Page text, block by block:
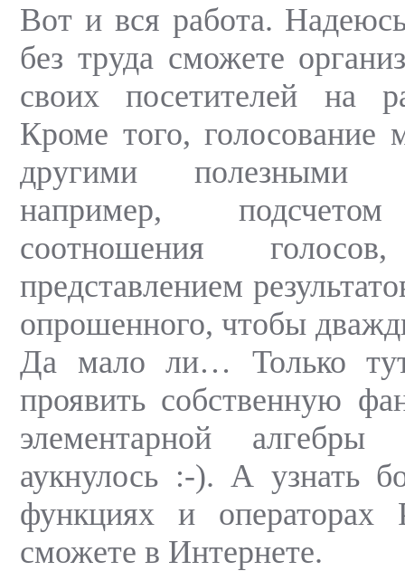
Вот и вся работа.
без труда сможете
своих посетителей на
Кроме того, голосование
другими полезными
например,
соотношения
представлением
опрошенного, чтобы
Да мало ли… Только
проявить собственную
элементарной
аукнулось :-). А узнать
функциях и
сможете в Интернете.